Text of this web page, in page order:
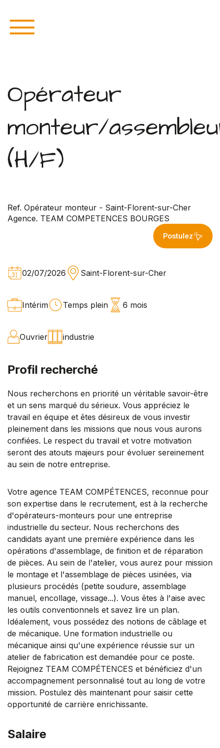
Opérateur
monteur/
(H/F)
Ref. Opérateur monteur - Saint-Florent-sur-Cher
Agence. TEAM COMPETENCES BOURGES
Postulez
02/07/2026 Saint-Florent-sur-Cher
Intérim Temps plein 6 mois
Ouvrier industrie
Profil recherché
Nous recherchons en priorité un véritable savoir-être
et un sens marqué du sérieux. Vous appréciez le
travail en équipe et êtes désireux de vous investir
pleinement dans les missions que nous vous aurons
confiées. Le respect du travail et votre motivation
seront des atouts majeurs pour évoluer sereinement
au sein de notre entreprise.
Votre agence TEAM COMPÉTENCES, reconnue pour
son expertise dans le recrutement, est à la recherche
d'opérateurs-monteurs pour une entreprise
industrielle du secteur. Nous recherchons des
candidats ayant une première expérience dans les
opérations d'assemblage, de finition et de réparation
de pièces. Au sein de l'atelier, vous aurez pour mission
le montage et l'assemblage de pièces usinées, via
plusieurs procédés (petite soudure, assemblage
manuel, encollage, vissage...). Vous êtes à l'aise avec
les outils conventionnels et savez lire un plan.
Idéalement, vous possédez des notions de câblage et
de mécanique. Une formation industrielle ou
mécanique ainsi qu'une expérience réussie sur un
atelier de fabrication est demandée pour ce poste.
Rejoignez TEAM COMPÉTENCES et bénéficiez d'un
accompagnement personnalisé tout au long de votre
mission. Postulez dès maintenant pour saisir cette
opportunité de carrière enrichissante.
Salaire